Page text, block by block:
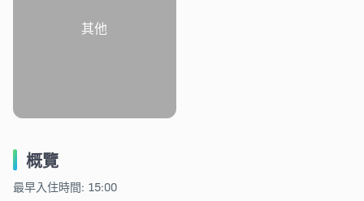
其他
概覽
最早入住時間: 15:00